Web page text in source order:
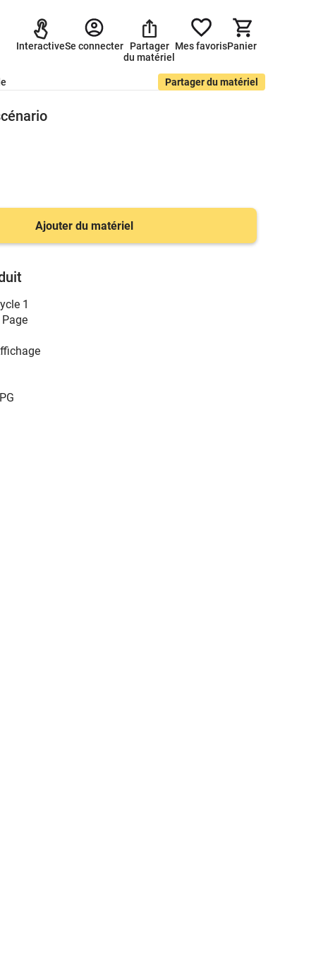
InteractiveSe connecter
Partager
du matériel
Mes favorisPanier
Partager du matériel
Ajouter du matériel
1
Page